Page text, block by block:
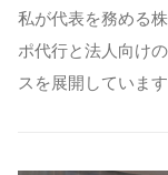
私が代表を務める
ポ代行と法人向け
スを展開しています